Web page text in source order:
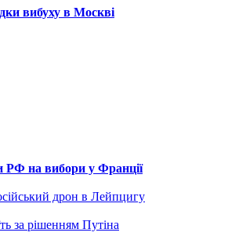
вибуху в Москві
РФ на вибори у Франції
дрон в Лейпцигу
за рішенням Путіна